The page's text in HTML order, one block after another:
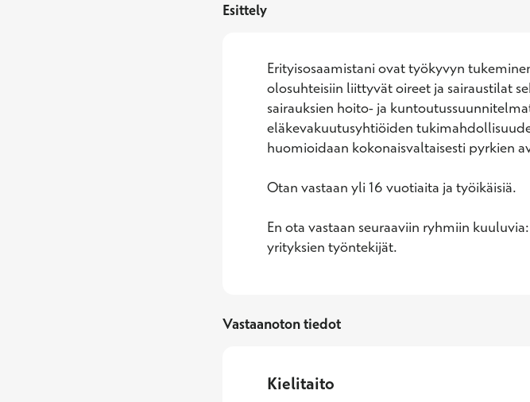
Esittely
Erityisosaamistani ovat työkyvyn
olosuhteisiin liittyvät oireet ja sairaustilat
sairauksien hoito- ja
eläkevakuutusyhtiöiden
huomioidaan kokonaisvaltaisesti pyrkien
Otan vastaan yli 16 vuotiaita ja työikäisiä.
En ota vastaan seuraaviin ryhmiin
yrityksien työntekijät.
Vastaanoton tiedot
Kielitaito